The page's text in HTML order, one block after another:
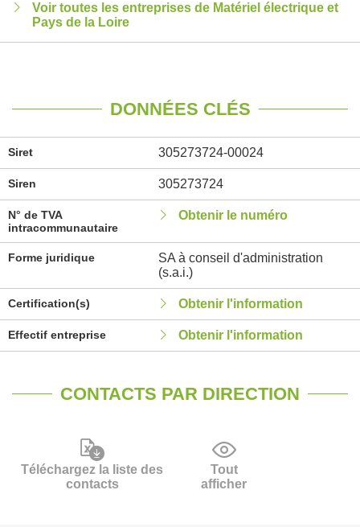
Voir toutes les entreprises de Matériel électrique et
Pays de la Loire
DONNÉES CLÉS
Siret 305273724-00024
Siren 305273724
N° de TVA
intracommunautaire
Obtenir le numéro
Forme juridique
SA à conseil d'administration
(s.a.i.)
Certification(s) Obtenir l'information
Effectif entreprise Obtenir l'information
CONTACTS PAR DIRECTION
Téléchargez la liste des
contacts
Tout
afficher